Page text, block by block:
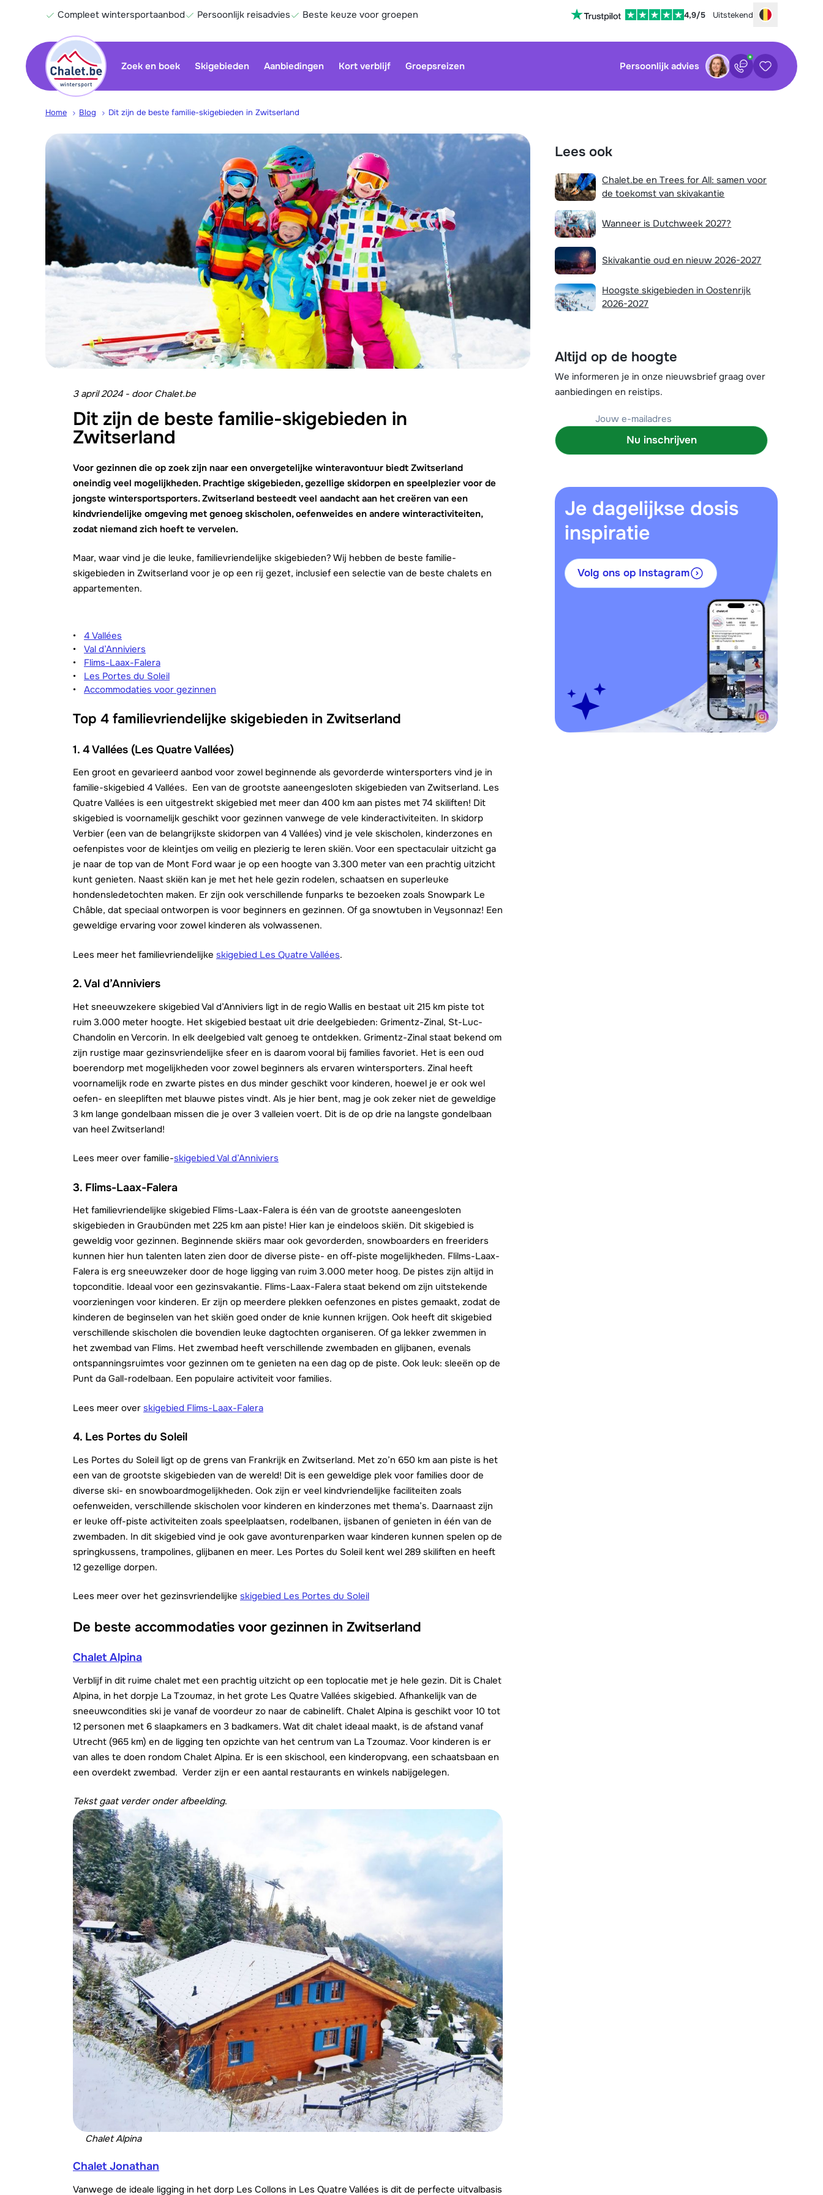
Compleet wintersportaanbod Persoonlijk reisadvies Beste keuze voor groepen 4,9/5 Uitstekend Choose your
Zoek en boek Skigebieden Aanbiedingen Kort verblijf Groepsreizen Persoonlijk advies Contact
Plan een terugbelverzoek
Stuur een WhatsApp-bericht
Chat met wintersportspecialist
Mail naar info@chalet.be
We zijn er vandaag tot 17:30 uur.
Bewaarde
Bewaarde zoekopdrachten
Nog geen bewaarde zoekopdrachten
Home Blog Dit zijn de beste familie-skigebieden in Zwitserland
3 april 2024 - doorChalet.be
Dit zijn de beste familie-skigebieden in
Zwitserland
Voor gezinnen die op zoek zijn naar een onvergetelijke winteravontuur biedt Zwitserland
oneindig veel mogelijkheden. Prachtige skigebieden, gezellige skidorpen en speelplezier voor de
jongste wintersportsporters. Zwitserland besteedt veel aandacht aan het creëren van een
kindvriendelijke omgeving met genoeg skischolen, oefenweides en andere winteractiviteiten,
zodat niemand zich hoeft te vervelen.
Maar, waar vind je die leuke, familievriendelijke skigebieden? Wij hebben de beste familie-
skigebieden in Zwitserland voor je op een rij gezet, inclusief een selectie van de beste chalets en
appartementen.
4 Vallées
Val d’Anniviers
Flims-Laax-Falera
Les Portes du Soleil
Accommodaties voor gezinnen
Top 4 familievriendelijke skigebieden in Zwitserland
1. 4 Vallées (Les Quatre Vallées)
Een groot en gevarieerd aanbod voor zowel beginnende als gevorderde wintersporters vind je in
familie-skigebied 4 Vallées. Een van de grootste aaneengesloten skigebieden van Zwitserland. Les
Quatre Vallées is een uitgestrekt skigebied met meer dan 400 km aan pistes met 74 skiliften! Dit
skigebied is voornamelijk geschikt voor gezinnen vanwege de vele kinderactiviteiten. In skidorp
Verbier (een van de belangrijkste skidorpen van 4 Vallées) vind je vele skischolen, kinderzones en
oefenpistes voor de kleintjes om veilig en plezierig te leren skiën. Voor een spectaculair uitzicht ga
je naar de top van de Mont Ford waar je op een hoogte van 3.300 meter van een prachtig uitzicht
kunt genieten. Naast skiën kan je met het hele gezin rodelen, schaatsen en superleuke
hondensledetochten maken. Er zijn ook verschillende funparks te bezoeken zoals Snowpark Le
Châble, dat speciaal ontworpen is voor beginners en gezinnen. Of ga snowtuben in Veysonnaz! Een
geweldige ervaring voor zowel kinderen als volwassenen.
Lees meer het familievriendelijke skigebied Les Quatre Vallées.
2.Val d’Anniviers
Het sneeuwzekere skigebied Val d’Anniviers ligt in de regio Wallis en bestaat uit 215 km piste tot
ruim 3.000 meter hoogte. Het skigebied bestaat uit drie deelgebieden: Grimentz-Zinal, St-Luc-
Chandolin en Vercorin. In elk deelgebied valt genoeg te ontdekken. Grimentz-Zinal staat bekend om
zijn rustige maar gezinsvriendelijke sfeer en is daarom vooral bij families favoriet. Het is een oud
boerendorp met mogelijkheden voor zowel beginners als ervaren wintersporters. Zinal heeft
voornamelijk rode en zwarte pistes en dus minder geschikt voor kinderen, hoewel je er ook wel
oefen- en sleepliften met blauwe pistes vindt. Als je hier bent, mag je ook zeker niet de geweldige
3 km lange gondelbaan missen die je over 3 valleien voert. Dit is de op drie na langste gondelbaan
van heel Zwitserland!
Lees meer over familie-skigebied Val d’Anniviers
3. Flims-Laax-Falera
Het familievriendelijke skigebied Flims-Laax-Falera is één van de grootste aaneengesloten
skigebieden in Graubünden met 225 km aan piste! Hier kan je eindeloos skiën. Dit skigebied is
geweldig voor gezinnen. Beginnende skiërs maar ook gevorderden, snowboarders en freeriders
kunnen hier hun talenten laten zien door de diverse piste- en off-piste mogelijkheden. Flilms-Laax-
Falera is erg sneeuwzeker door de hoge ligging van ruim 3.000 meter hoog. De pistes zijn altijd in
topconditie. Ideaal voor een gezinsvakantie. Flims-Laax-Falera staat bekend om zijn uitstekende
voorzieningen voor kinderen. Er zijn op meerdere plekken oefenzones en pistes gemaakt, zodat de
kinderen de beginselen van het skiën goed onder de knie kunnen krijgen. Ook heeft dit skigebied
verschillende skischolen die bovendien leuke dagtochten organiseren. Of ga lekker zwemmen in
het zwembad van Flims. Het zwembad heeft verschillende zwembaden en glijbanen, evenals
ontspanningsruimtes voor gezinnen om te genieten na een dag op de piste. Ook leuk: sleeën op de
Punt da Gall-rodelbaan. Een populaire activiteit voor families.
Lees meer over skigebied Flims-Laax-Falera
4. Les Portes du Soleil
Les Portes du Soleil ligt op de grens van Frankrijk en Zwitserland. Met zo’n 650 km aan piste is het
een van de grootste skigebieden van de wereld! Dit is een geweldige plek voor families door de
diverse ski- en snowboardmogelijkheden. Ook zijn er veel kindvriendelijke faciliteiten zoals
oefenweiden, verschillende skischolen voor kinderen en kinderzones met thema’s. Daarnaast zijn
er leuke off-piste activiteiten zoals speelplaatsen, rodelbanen, ijsbanen of genieten in één van de
zwembaden. In dit skigebied vind je ook gave avonturenparken waar kinderen kunnen spelen op de
springkussens, trampolines, glijbanen en meer. Les Portes du Soleil kent wel 289 skiliften en heeft
12 gezellige dorpen.
Lees meer over het gezinsvriendelijke skigebied Les Portes du Soleil
De beste accommodaties voor gezinnen in Zwitserland
Chalet Alpina
Verblijf in dit ruime chalet met een prachtig uitzicht op een toplocatie met je hele gezin. Dit is Chalet
Alpina, in het dorpje La Tzoumaz, in het grote Les Quatre Vallées skigebied. Afhankelijk van de
sneeuwcondities ski je vanaf de voordeur zo naar de cabinelift. Chalet Alpina is geschikt voor 10 tot
12 personen met 6 slaapkamers en 3 badkamers. Wat dit chalet ideaal maakt, is de afstand vanaf
Utrecht (965 km) en de ligging ten opzichte van het centrum van La Tzoumaz. Voor kinderen is er
van alles te doen rondom Chalet Alpina. Er is een skischool, een kinderopvang, een schaatsbaan en
een overdekt zwembad. Verder zijn er een aantal restaurants en winkels nabijgelegen.
Tekst gaat verder onder afbeelding.
Chalet Alpina
Chalet Jonathan
Vanwege de ideale ligging in het dorp Les Collons in Les Quatre Vallées is dit de perfecte uitvalbasis
Lees ook
Chalet.be en Trees for All: samen voor
de toekomst van skivakantie
Wanneer is Dutchweek 2027?
Skivakantie oud en nieuw 2026-2027
Hoogste skigebieden in Oostenrijk
2026-2027
Altijd op de hoogte
We informeren je in onze nieuwsbrief graag over
aanbiedingen en reistips.
Nu inschrijven
Je dagelijkse dosis
inspiratie
Volg ons op Instagram